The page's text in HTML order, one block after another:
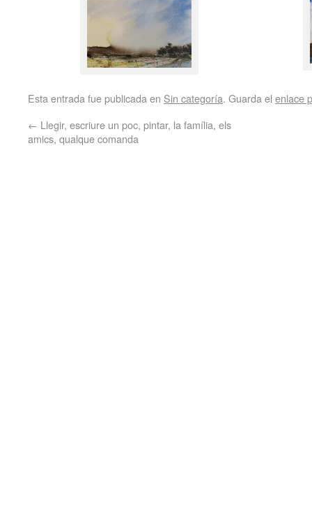
Esta entrada fue publicada en Sin categoría. Guarda el enlace
← Llegir, escriure un poc, pintar, la família, els
amics, qualque comanda